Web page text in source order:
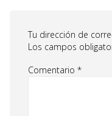
Tu dirección de
Los campos
Comentario *